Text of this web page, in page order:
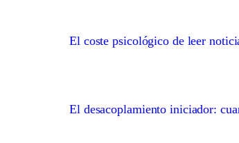
El coste psicológico de leer
El desacoplamiento iniciador: